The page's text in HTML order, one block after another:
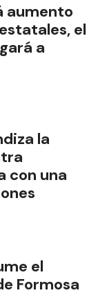
aumento
el
a
la
con una
el
Formosa